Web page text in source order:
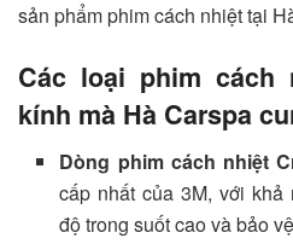
sản phẩm phim cách nhiệt tại
Các loại phim cách
kính mà Hà Carspa
Dòng phim cách nhiệt
cấp nhất của 3M, với khả
độ trong suốt cao và bảo